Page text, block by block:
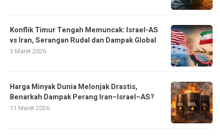
Konflik Timur Tengah Memuncak: Israel-AS
vs Iran, Serangan Rudal dan Dampak Global
3 Maret 2026
Harga Minyak Dunia Melonjak Drastis,
Benarkah Dampak Perang Iran–Israel–AS?
11 Maret 2026